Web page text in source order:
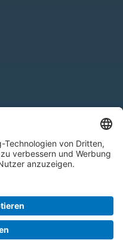
Alle Rechte
Impressum